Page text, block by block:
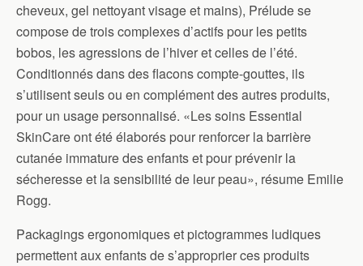
cheveux, gel nettoyant visage et mains), Prélude se
compose de trois complexes d’actifs pour les petits
bobos, les agressions de l’hiver et celles de l’été.
Conditionnés dans des flacons compte-gouttes, ils
s’utilisent seuls ou en complément des autres produits,
pour un usage personnalisé. «Les soins Essential
SkinCare ont été élaborés pour renforcer la barrière
cutanée immature des enfants et pour prévenir la
sécheresse et la sensibilité de leur peau», résume Emilie
Rogg.
Packagings ergonomiques et pictogrammes ludiques
permettent aux enfants de s’approprier ces produits